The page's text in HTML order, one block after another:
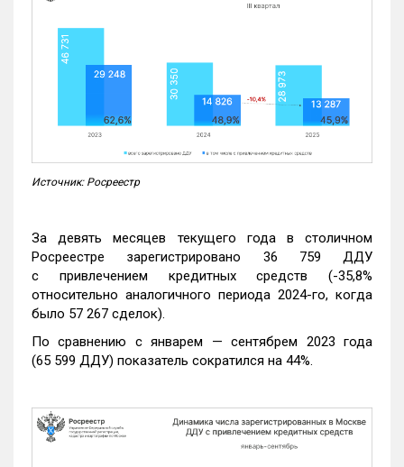
Источник: Росреестр
За девять месяцев текущего года в столичном
Росреестре зарегистрировано 36 759 ДДУ
с привлечением кредитных средств (-35,8%
относительно аналогичного периода 2024-го, когда
было 57 267 сделок).
По сравнению с январем — сентябрем 2023 года
(65 599 ДДУ) показатель сократился на 44%.